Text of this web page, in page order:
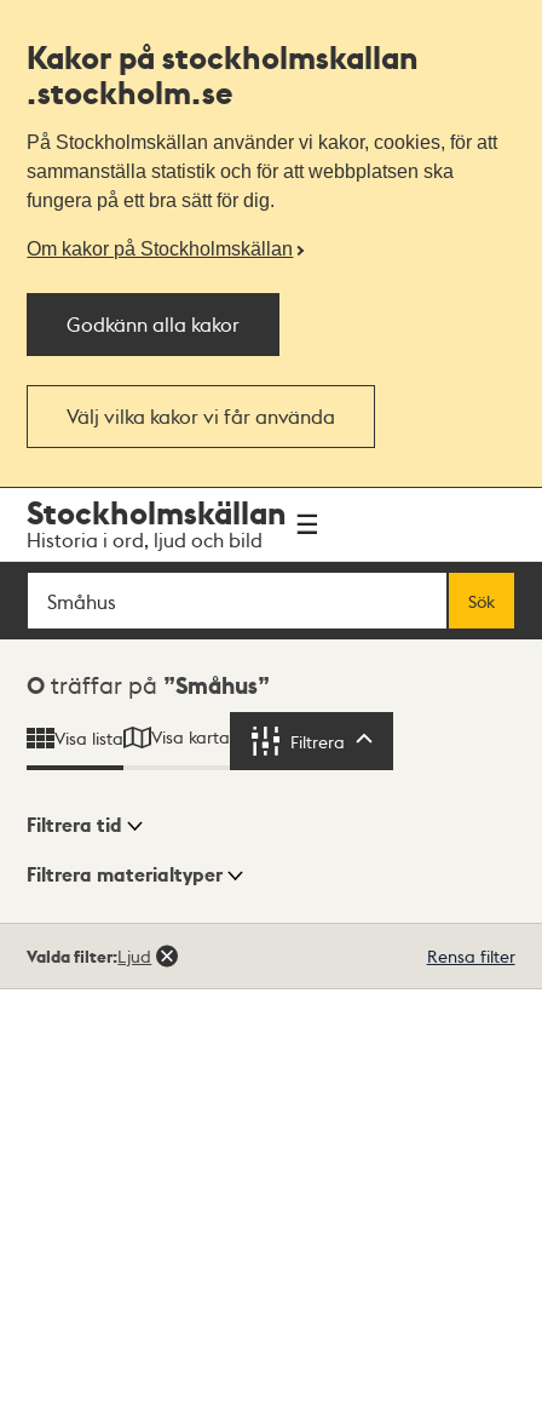
Kakor på stockholmskallan
.stockholm.se
På Stockholmskällan använder vi kakor, cookies, för att
sammanställa statistik och för att webbplatsen ska
fungera på ett bra sätt för dig.
Om kakor på Stockholmskällan
Godkänn alla kakor
Välj vilka kakor vi får använda
navigationen
huvudinnehållet
Stockholmskällan
Historia i ord, ljud och bild
Sök
Sök
Sökresultat
0 träffar på Småhus
Visa lista Visa karta Filtrera
Visningsläge
Filtrera tid
Filtrera materialtyper
träffar
Valda filter:Ljud Rensa filter